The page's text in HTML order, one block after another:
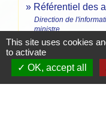
Référentiel des
Direction de
ministre
Prestation de
"facile à lire et à
Caisse nationale de
This site uses cookies
to activate
OK, accept all